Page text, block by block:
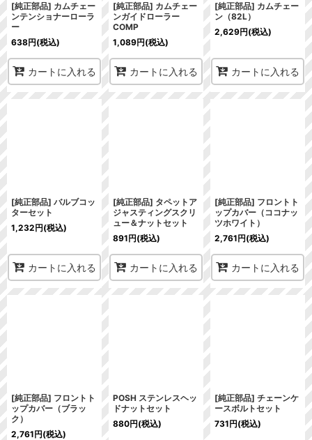
[純正部品] カムチェー
ンテンショナーローラ
ー
638円(税込)
カートに入れる
[純正部品] カムチェー
ンガイドローラー
COMP
1,089円(税込)
カートに入れる
[純正部品] カムチェー
ン（82L）
2,629円(税込)
カートに入れる
[純正部品] バルブコッ
ターセット
1,232円(税込)
カートに入れる
[純正部品] タペットア
ジャスティングスクリ
ュー＆ナットセット
891円(税込)
カートに入れる
[純正部品] フロントト
ップカバー（ココナッ
ツホワイト）
2,761円(税込)
カートに入れる
[純正部品] フロントト
ップカバー（ブラッ
ク）
2,761円(税込)
POSH ステンレスヘッ
ドナットセット
880円(税込)
[純正部品] チェーンケ
ースボルトセット
731円(税込)